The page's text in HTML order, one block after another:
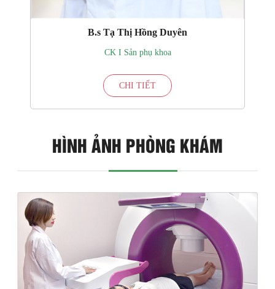
B.s Tạ Thị Hồng Duyên
CK I Sản phụ khoa
CHI TIẾT
HÌNH ẢNH PHÒNG KHÁM